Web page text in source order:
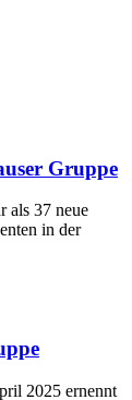
Gruppe
als 37 neue
in der
2025 ernennt